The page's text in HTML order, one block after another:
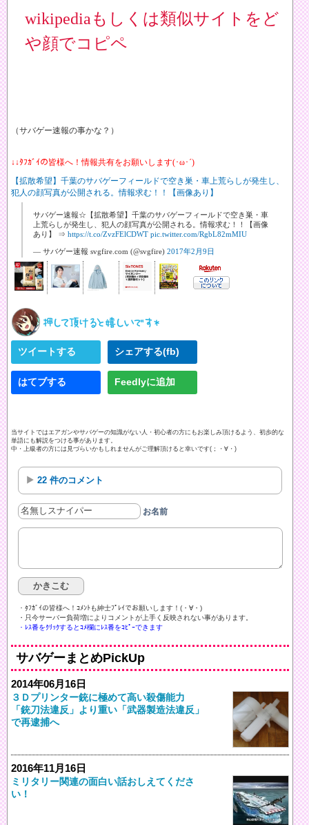
wikipediaもしくは類似サイトをど
や顔でコピペ
（サバゲー速報の事かな？）
↓↓ﾀﾌｶﾞｲの皆様へ！情報共有をお願いします(･ω･´)
【拡散希望】千葉のサバゲーフィールドで空き巣・車上荒らしが発生し、
犯人の顔写真が公開される。情報求む！！【画像あり】
サバゲー速報☆【拡散希望】千葉のサバゲーフィールドで空き巣・車
上荒らしが発生し、犯人の顔写真が公開される。情報求む！！【画像
あり】 ⇒ https://t.co/ZvzFElCDWT pic.twitter.com/RgbL82mMIU
— サバゲー速報 svgfire.com (@svgfire) 2017年2月9日
ツイートする シェアする(fb)
はてブする Feedlyに追加
当サイトではエアガンやサバゲーの知識がない人・初心者の方にもお楽しみ頂けるよう、初歩的な
単語にも解説をつける事があります。
中・上級者の方には見づらいかもしれませんがご理解頂けると幸いです(；・∀・)
22 件のコメント
お名前
・ﾀﾌｶﾞｲの皆様へ！ｺﾒﾝﾄも紳士ﾌﾟﾚｲでお願いします！(・∀・)ゞ
・只今サーバー負荷増によりコメントが上手く反映されない事があります。
・ﾚｽ番をｸﾘｯｸするとｺﾒ欄にﾚｽ番をｺﾋﾟｰできます
サバゲーまとめPickUp
2014年06月16日
３Ｄプリンター銃に極めて高い殺傷能力
「銃刀法違反」より重い「武器製造法違反」
で再逮捕へ
2016年11月16日
ミリタリー関連の面白い話おしえてくださ
い！